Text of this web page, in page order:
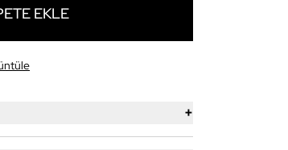
EKLE
+